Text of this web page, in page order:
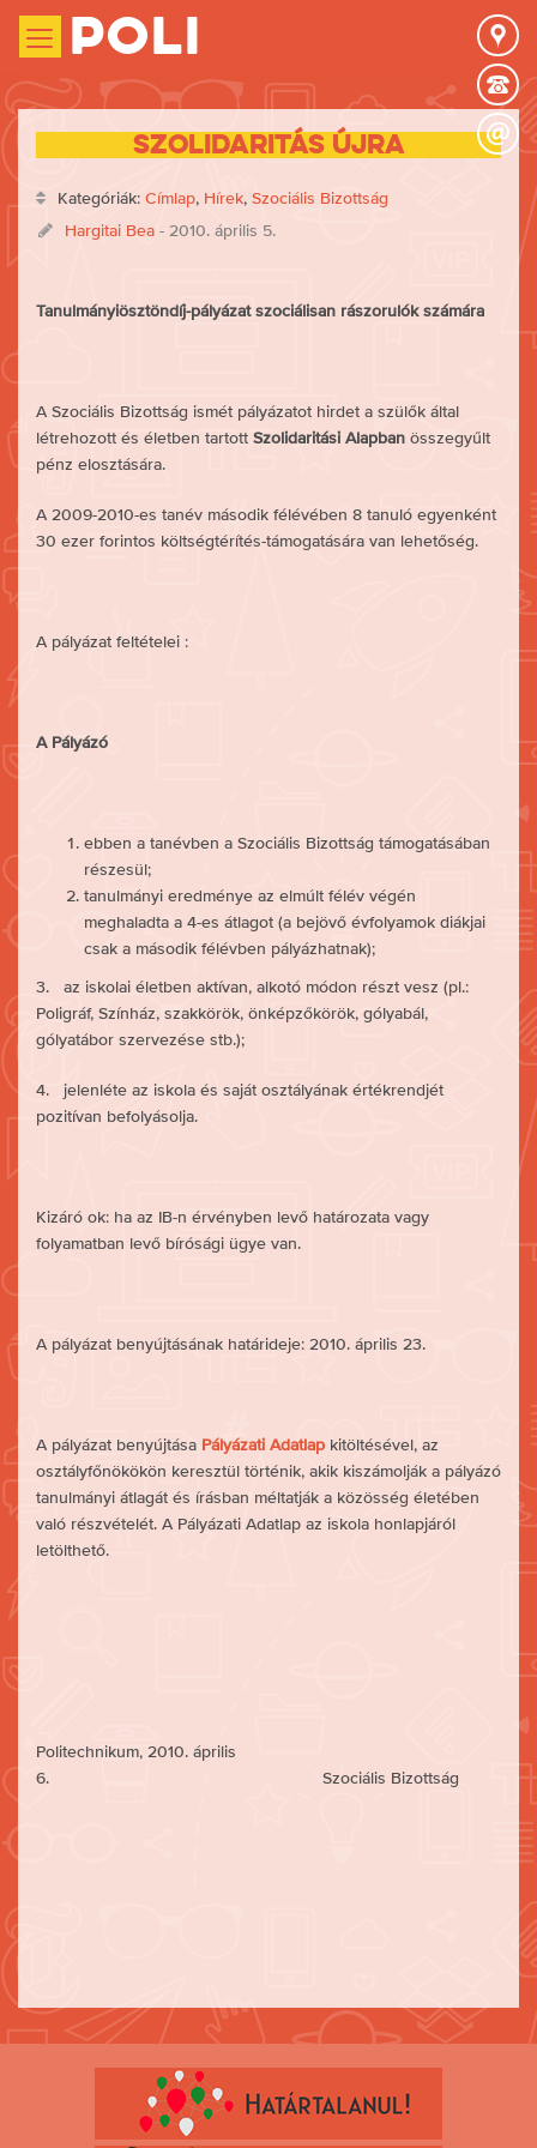
Poli
Szolidaritás újra
Kategóriák: Címlap, Hírek, Szociális Bizottság
Hargitai Bea - 2010. április 5.
Tanulmányiösztöndíj-pályázat szociálisan rászorulók számára
A Szociális Bizottság ismét pályázatot hirdet a szülők által
létrehozott és életben tartott Szolidaritási Alapban összegyűlt
pénz elosztására.
A 2009-2010-es tanév második félévében 8 tanuló egyenként
30 ezer forintos költségtérítés-támogatására van lehetőség.
A pályázat feltételei :
A Pályázó
ebben a tanévben a Szociális Bizottság támogatásában
részesül;
tanulmányi eredménye az elmúlt félév végén
meghaladta a 4-es átlagot (a bejövő évfolyamok diákjai
csak a második félévben pályázhatnak);
3. az iskolai életben aktívan, alkotó módon részt vesz (pl.:
Poligráf, Színház, szakkörök, önképzőkörök, gólyabál,
gólyatábor szervezése stb.);
4. jelenléte az iskola és saját osztályának értékrendjét
pozitívan befolyásolja.
Kizáró ok: ha az IB-n érvényben levő határozata vagy
folyamatban levő bírósági ügye van.
A pályázat benyújtásának határideje: 2010. április 23.
A pályázat benyújtása Pályázati Adatlap kitöltésével, az
osztályfőnökökön keresztül történik, akik kiszámolják a pályázó
tanulmányi átlagát és írásban méltatják a közösség életében
való részvételét. A Pályázati Adatlap az iskola honlapjáról
letölthető.
Politechnikum, 2010. április
6. Szociális Bizottság